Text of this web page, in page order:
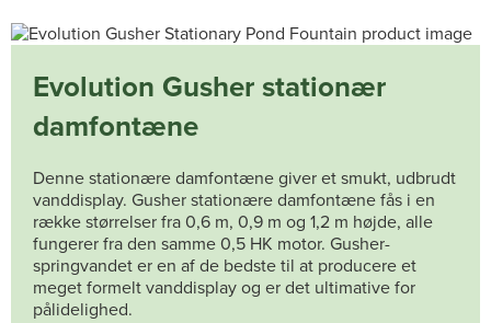
Evolution Gusher stationær
damfontæne
Denne stationære damfontæne giver et smukt, udbrudt
vanddisplay. Gusher stationære damfontæne fås i en
række størrelser fra 0,6 m, 0,9 m og 1,2 m højde, alle
fungerer fra den samme 0,5 HK motor. Gusher-
springvandet er en af de bedste til at producere et
meget formelt vanddisplay og er det ultimative for
pålidelighed.